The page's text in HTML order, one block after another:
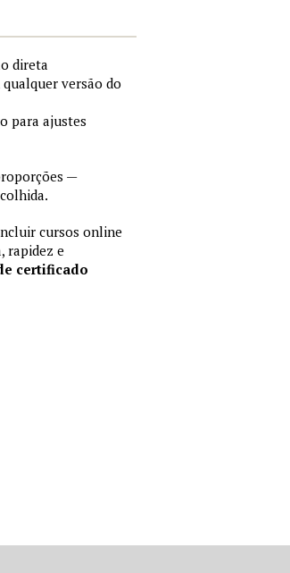
direta
versão do
para ajustes
—
cursos online
rapidez e
certificado